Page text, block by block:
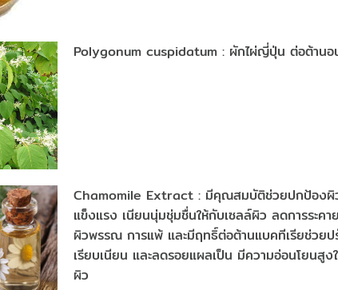
Polygonum cuspidatum : ผักไผ่ญี่ปุ่น ต่อต้านอ
Chamomile Extract : มีคุณสมบัติช่วยปกป้องผิว
แข็งแรง เนียนนุ่มชุ่มชื่นให้กับเซลล์ผิว ลดการระค
ผิวพรรณ การแพ้ และมีฤทธิ์ต่อต้านแบคทีเรียช่วย
เรียบเนียน และลดรอยแผลเป็น มีความอ่อนโยนสู
ผิว